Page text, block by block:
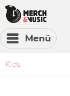
Menü
Kids